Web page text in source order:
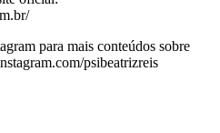
para mais conteúdos sobre
psibeatrizreis